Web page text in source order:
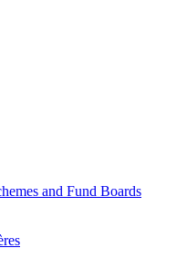
and Fund Boards